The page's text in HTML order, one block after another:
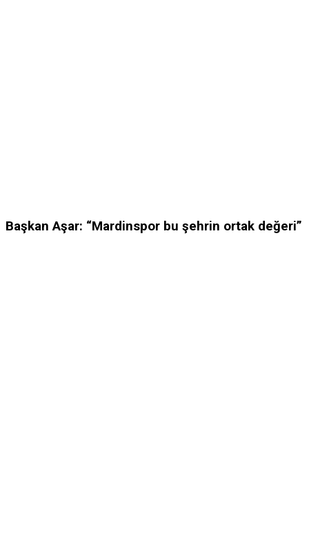
Başkan Aşar: “Mardinspor bu şehrin ortak değeri”